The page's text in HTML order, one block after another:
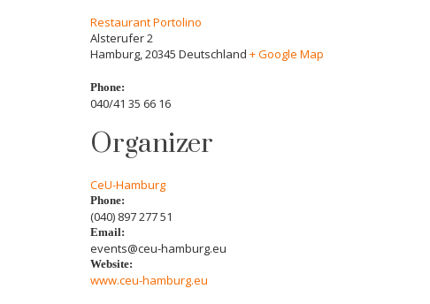
Restaurant Portolino
Alsterufer 2
Hamburg,20345 Deutschland + Google Map
Phone:
040/41 35 66 16
Organizer
CeU-Hamburg
Phone:
(040) 897 277 51
Email:
events@ceu-hamburg.eu
Website:
www.ceu-hamburg.eu